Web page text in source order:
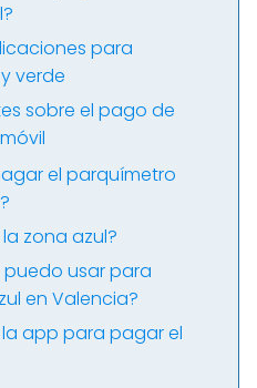
para
verde
sobre el pago de
el parquímetro
zona azul?
usar para
en Valencia?
app para pagar el